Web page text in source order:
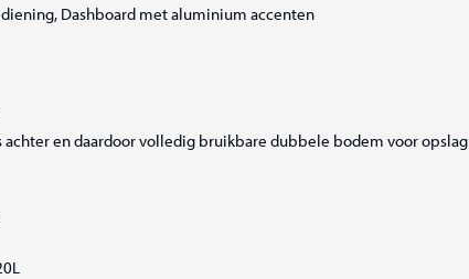
Dashboard met aluminium accenten
achter en daardoor volledig bruikbare dubbele bodem voor opslag